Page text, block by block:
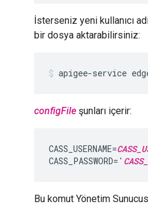
İsterseniz yeni kullanıcı
bir dosya aktarabilirsiniz:
apigee-service
configFile şunları içerir:
CASS_USERNAME=
CASS_PASSWORD='
Bu komut Yönetim